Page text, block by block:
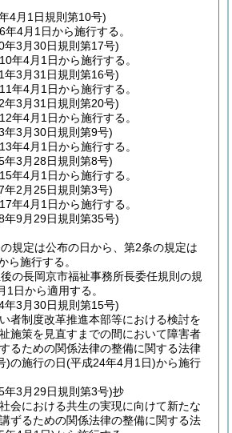
4月1日規則第10号)
4月1日から施行する。
年3月30日規則第17号)
年4月1日から施行する。
年3月31日規則第16号)
年4月1日から施行する。
年3月31日規則第20号)
年4月1日から施行する。
年3月30日規則第9号)
年4月1日から施行する。
年3月28日規則第8号)
年4月1日から施行する。
年2月25日規則第3号)
年4月1日から施行する。
年9月29日規則第35号)
規定は公布の日から、第2条の規定は
ら施行する。
の長岡京市福祉事務所長委任規則の規
1日から適用する。
年3月30日規則第15号)
者制度改革推進本部等における検討を
施策を見直すまでの間において障害者
るための関係法律の整備に関する法律
)の施行の日(平成24年4月1日)から施行
年3月29日規則第3号)抄
会における共生の実現に向けて新たな
ずるための関係法律の整備に関する法